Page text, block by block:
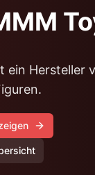
ein Hersteller